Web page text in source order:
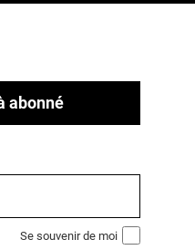
abonné
Se souvenir de moi